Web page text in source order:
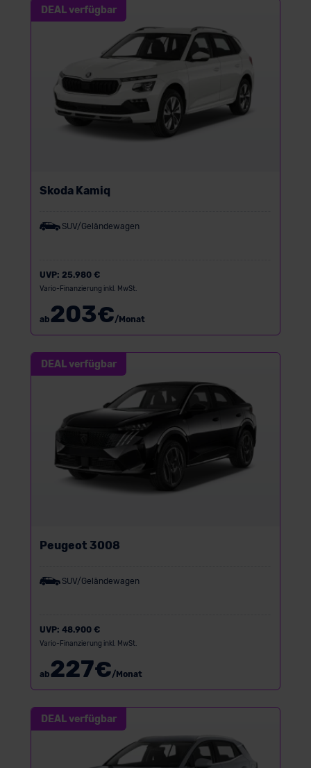
DEAL verfügbar
Skoda Kamiq
SUV/Geländewagen
UVP: 25.980 €
Vario-Finanzierung inkl. MwSt.
ab203€/Monat
DEAL verfügbar
Peugeot 3008
SUV/Geländewagen
UVP: 48.900 €
Vario-Finanzierung inkl. MwSt.
ab227€/Monat
DEAL verfügbar